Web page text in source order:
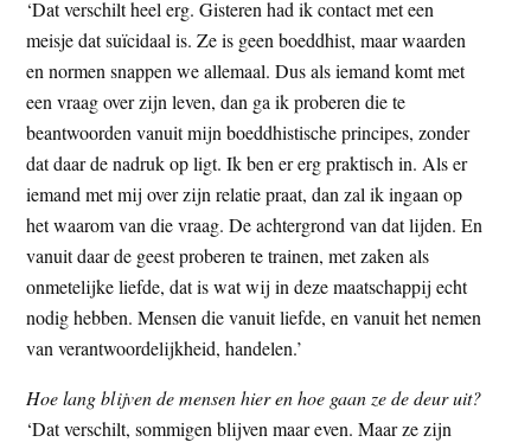
‘Dat verschilt heel erg. Gisteren had ik contact met een
meisje dat suïcidaal is. Ze is geen boeddhist, maar waarden
en normen snappen we allemaal. Dus als iemand komt met
een vraag over zijn leven, dan ga ik proberen die te
beantwoorden vanuit mijn boeddhistische principes, zonder
dat daar de nadruk op ligt. Ik ben er erg praktisch in. Als er
iemand met mij over zijn relatie praat, dan zal ik ingaan op
het waarom van die vraag. De achtergrond van dat lijden. En
vanuit daar de geest proberen te trainen, met zaken als
onmetelijke liefde, dat is wat wij in deze maatschappij echt
nodig hebben. Mensen die vanuit liefde, en vanuit het nemen
van verantwoordelijkheid, handelen.’
Hoe lang blijven de mensen hier en hoe gaan ze de deur uit?
‘Dat verschilt, sommigen blijven maar even. Maar ze zijn